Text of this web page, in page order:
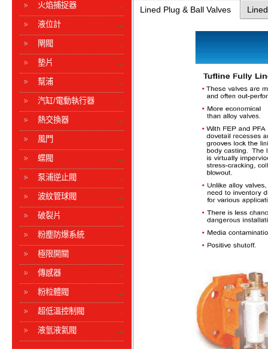
火焰捕捉器
液位計
閘閥
墊片
幫浦
汽缸/電動執行器
熱交換器
風門
蝶閥
泵浦逆止閥
波紋管球閥
破裂片
粉塵防爆系統
極限開關
傳感器
粉粒體閥
超低溫控制閥
液氫液氦閥
Lined Plug & Ball Valves